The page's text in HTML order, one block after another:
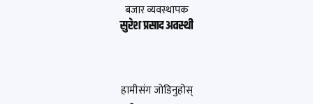
बजार व्यवस्थापक
सुरेश प्रसाद अवस्थी
हामीसंग जोडिनुहोस्